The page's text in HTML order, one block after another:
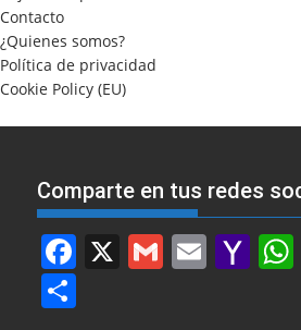
Contacto
¿Quienes somos?
Política de privacidad
Cookie Policy (EU)
Comparte en tus redes
F X G
m
E
m
Y
a